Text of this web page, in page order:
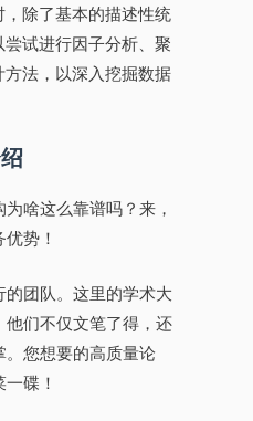
除了基本的描述性统
试进行因子分析、聚
法，以深入挖掘数据
啥这么靠谱吗？来，
势！
团队。这里的学术大
们不仅文笔了得，还
。您想要的高质量论
碟！